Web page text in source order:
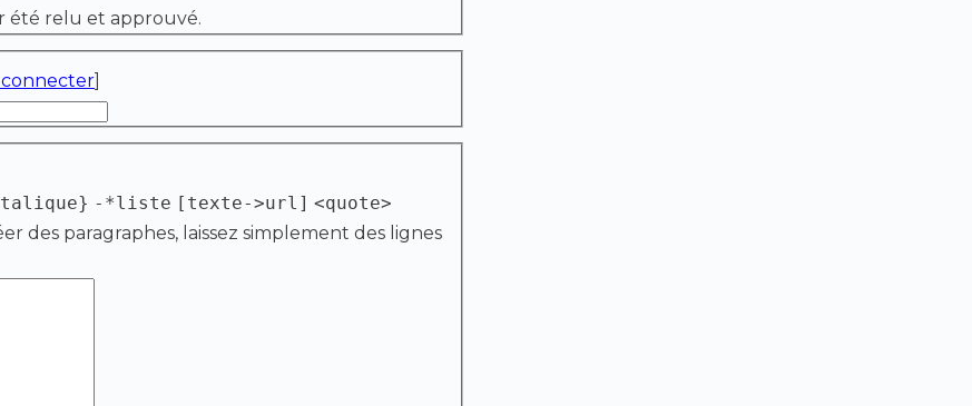
été relu et approuvé.
connecter]
-*liste [texte->url] <quote>
des paragraphes, laissez simplement des lignes